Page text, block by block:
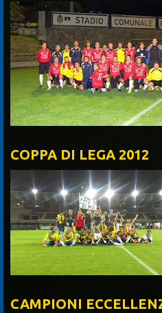
COPPA DI LEGA 2012
CAMPIONI